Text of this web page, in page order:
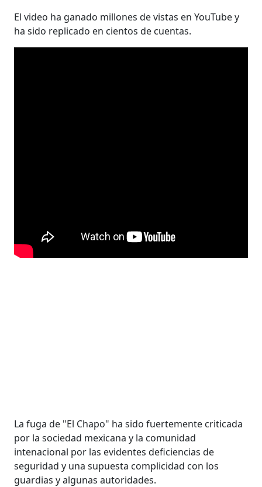
El video ha ganado millones de vistas en YouTube y
ha sido replicado en cientos de cuentas.
La fuga de "El Chapo" ha sido fuertemente criticada
por la sociedad mexicana y la comunidad
intenacional por las evidentes deficiencias de
seguridad y una supuesta complicidad con los
guardias y algunas autoridades.